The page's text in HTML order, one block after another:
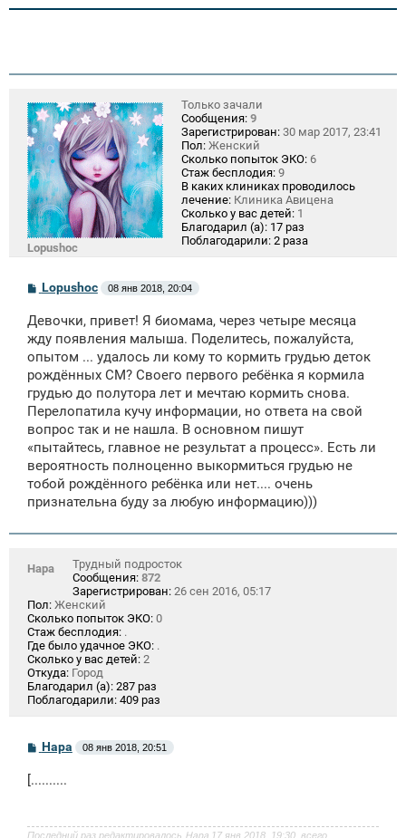
Lopushoc
Только зачали
Сообщения: 9
Зарегистрирован: 30 мар 2017, 23:41
Пол: Женский
Сколько попыток ЭКО: 6
Стаж бесплодия: 9
В каких клиниках проводилось
лечение: Клиника Авицена
Сколько у вас детей: 1
Благодарил (а): 17 раз
Поблагодарили: 2 раза
С
б
щ
е
н
и
Lopushoc 08 янв 2018, 20:04
Девочки, привет! Я биомама, через четыре месяца
жду появления малыша. Поделитесь, пожалуйста,
опытом ... удалось ли кому то кормить грудью деток
рождённых СМ? Своего первого ребёнка я кормила
грудью до полутора лет и мечтаю кормить снова.
Перелопатила кучу информации, но ответа на свой
вопрос так и не нашла. В основном пишут
«пытайтесь, главное не результат а процесс». Есть ли
вероятность полноценно выкормиться грудью не
тобой рождённого ребёнка или нет.... очень
признательна буду за любую информацию)))
Нара
Трудный подросток
Сообщения: 872
Зарегистрирован: 26 сен 2016, 05:17
Пол: Женский
Сколько попыток ЭКО: 0
Стаж бесплодия: .
Где было удачное ЭКО: .
Сколько у вас детей: 2
Откуда: Город
Благодарил (а): 287 раз
Поблагодарили: 409 раз
С
б
и
Нара 08 янв 2018, 20:51
[..........
Последний раз редактировалось Нара 17 янв 2018, 19:30, всего